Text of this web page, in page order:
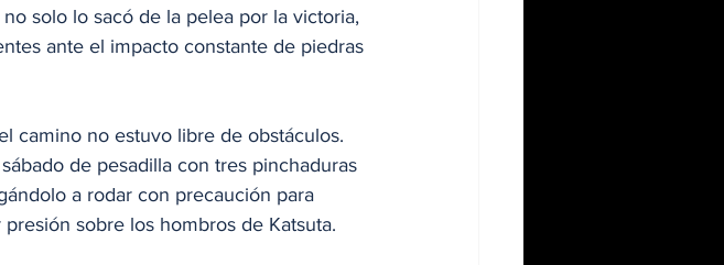
solo lo sacó de la pelea por la victoria,
ante el impacto constante de piedras
camino no estuvo libre de obstáculos.
de pesadilla con tres pinchaduras
a rodar con precaución para
sobre los hombros de Katsuta.